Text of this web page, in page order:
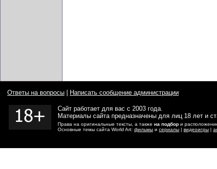
Ответы на вопросы Написать сообщение администрации
Сайт работает для вас с 2003 года.
Материалы сайта предназначены для лиц 18 лет и
Права на оригинальные тексты, а также на подбор и
Основные темы сайта World Art: фильмы и сериалы | видеоигры |